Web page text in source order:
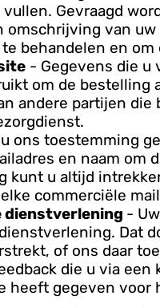
Gevraagd
omschrijving van
behandelen en
- Gegevens die u
om de bestelling
andere partijen
ons toestemming
en naam om
kunt u altijd
commerciële
dienstverlening -
Dat
of ons daar
die u via
heeft gegeven voor